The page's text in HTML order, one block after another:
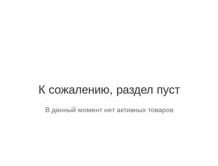
К сожалению, раздел пуст
В данный момент нет активных товаров